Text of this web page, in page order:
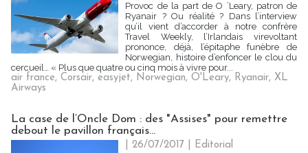
Provoc de la part de O ’Leary, patron de
Ryanair ? Ou réalité ? Dans l’interview
qu’il vient d’accorder à notre confrère
Travel Weekly, l’Irlandais virevoltant
prononce, déjà, l’épitaphe funèbre de
Norwegian, histoire d’enfoncer le clou du
cercueil… « Plus que quatre ou cinq mois à vivre pour...
air france, Corsair, easyjet, Norwegian, O'Leary, Ryanair, XL
Airways
La case de l’Oncle Dom : des "Assises" pour remettre
debout le pavillon français...
| 26/07/2017
Editorial